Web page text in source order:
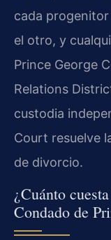
cada
el otro, y
Prince George
Relations
custodia
Court resuelve
de divorcio.
¿Cuánto
Condado de